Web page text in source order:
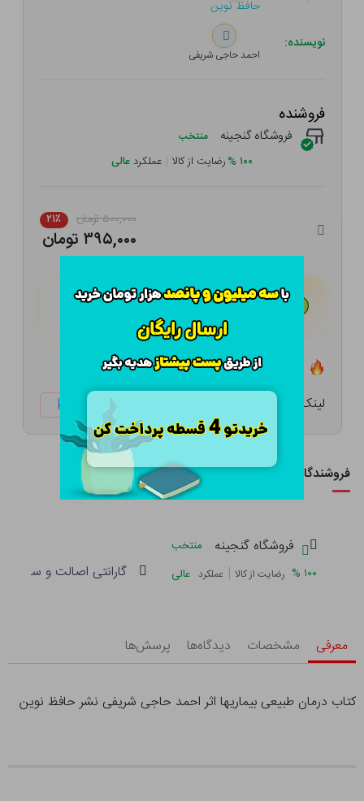
حافظ نوین
نویسنده:
احمد حاجی شریفی
فروشنده
فروشگاه گنجینه منتخب
۱۰۰ %رضایت از کالا | عملکرد عالی
۵۰۰,۰۰۰ تومان ۲۱٪
۳۹۵,۰۰۰ تومان
هـر قسط با تــرب‌پــی:۹۸,۷۵۰ تومان
لینک کوتاه: ketabtala.com/sbp-41496
فروشندگان این کالا
فروشگاه گنجینه
منتخب
۱۰۰ % رضایت از کالا | عملکرد عالی گارانتی اصالت و سلامت
معرفی مشخصات دیدگاه‌ها پرسش‌ها
کتاب درمان طبیعی بیماریها اثر احمد حاجی شریفی نشر حافظ نوین